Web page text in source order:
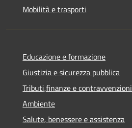
Mobilità e trasporti
Educazione e formazione
Giustizia e sicurezza pubblica
Tributi,finanze e contravvenzioni
Ambiente
Salute, benessere e assistenza